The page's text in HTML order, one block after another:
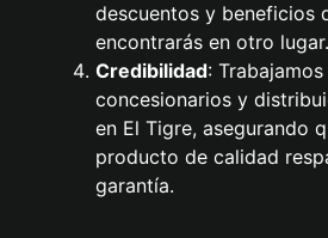
descuentos y beneficios
encontrarás en otro lugar.
Credibilidad:
concesionarios y
en El Tigre, asegurando
producto de calidad
garantía.